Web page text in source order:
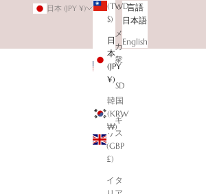
(TWD
$)
日
本
(JPY
¥)
韓国
(KRW
₩)
日本 (JPY ¥)
国/地
域
アメ
リカ
合衆
国
(USD
$)
イギ
リス
(GBP
£)
イタ
日本語
言語
日本語
English